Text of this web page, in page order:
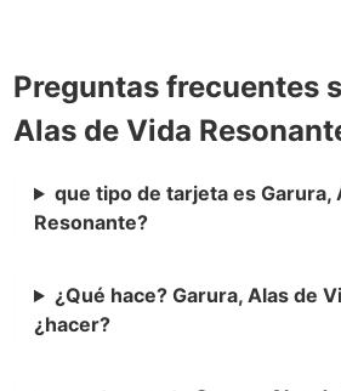
Preguntas frecuentes
Alas de Vida
que tipo de tarjeta es Garura,
Resonante?
¿Qué hace? Garura, Alas de
¿hacer?